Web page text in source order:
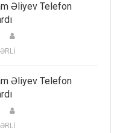
Əliyev Telefon
Əliyev Telefon